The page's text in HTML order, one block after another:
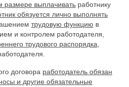
размере выплачивать работнику
обязуется лично выполнять
трудовую функцию в
и контролем работодателя,
трудового распорядка
договора работодатель обязан
и другие обязательные